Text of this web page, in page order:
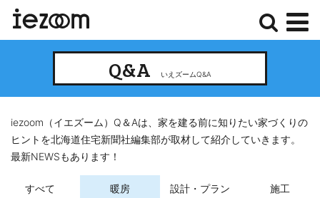
ュ
ー
Q&A いえズームQ&A
iezoom（イエズーム）Q＆Aは、家を建る前に知りたい家づくりの
ヒントを北海道住宅新聞社編集部が取材して紹介していきます。
最新NEWSもあります！
すべて 暖房 設計・プラン 施工